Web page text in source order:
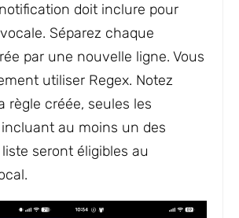
doit inclure pour
Séparez chaque
par une nouvelle ligne. Vous
utiliser Regex. Notez
règle créée, seules les
au moins un des
seront éligibles au